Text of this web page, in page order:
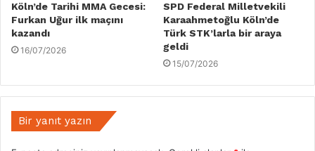
Köln’de Tarihi MMA Gecesi:
Furkan Uğur ilk maçını
kazandı
16/07/2026
SPD Federal Milletvekili
Karaahmetoğlu Köln’de
Türk STK’larla bir araya
geldi
15/07/2026
Bir yanıt yazın